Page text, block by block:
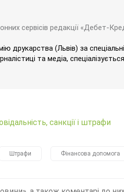
сервісів редакції «Дебет-
друкарства (Львів) за
та медіа,
санкції і штрафи
Штрафи Фінансова допомога